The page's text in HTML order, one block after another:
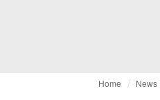
Home News